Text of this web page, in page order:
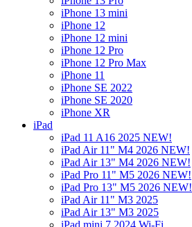
iPhone 13 mini
iPhone 12
iPhone 12 mini
iPhone 12 Pro
iPhone 12 Pro Max
iPhone 11
iPhone SE 2022
iPhone SE 2020
iPhone XR
iPad
iPad 11 A16 2025 NEW!
iPad Air 11" M4 2026 NEW!
iPad Air 13" M4 2026 NEW!
iPad Pro 11" M5 2026 NEW!
iPad Pro 13" M5 2026 NEW!
iPad Air 11" M3 2025
iPad Air 13" M3 2025
iPad mini 7 2024 Wi-Fi